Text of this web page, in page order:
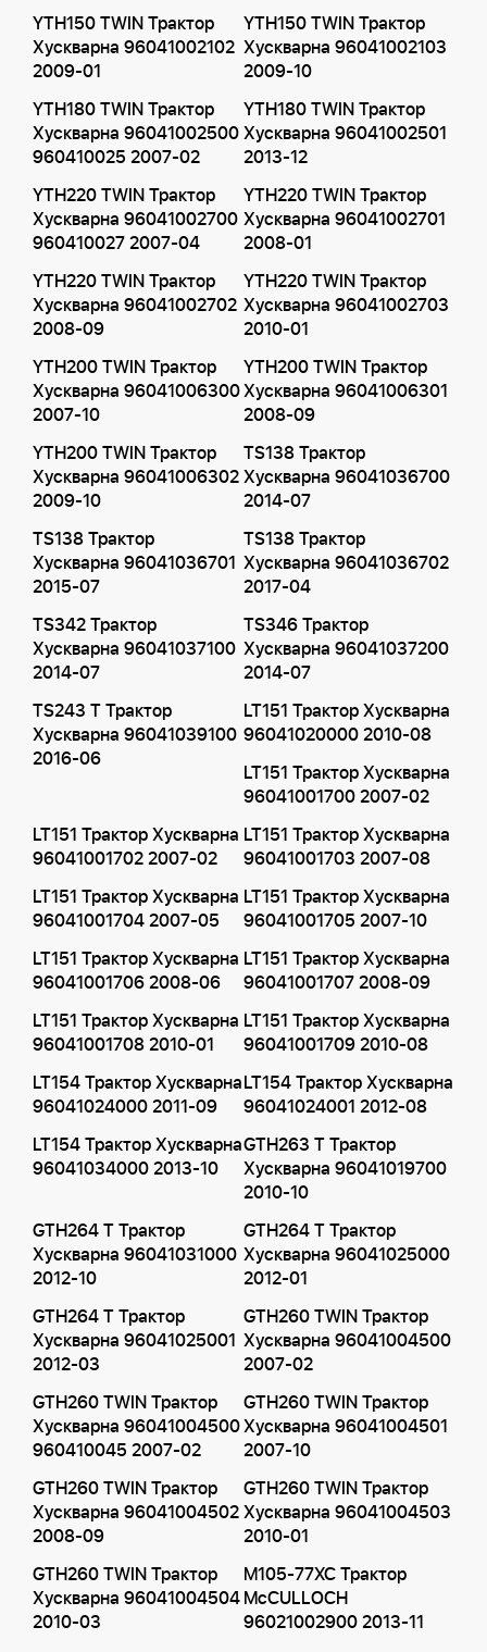
YTH150 TWIN Трактор
Хускварна 96041002102
2009-01
YTH150 TWIN Трактор
Хускварна 96041002103
2009-10
YTH180 TWIN Трактор
Хускварна 96041002500
960410025 2007-02
YTH180 TWIN Трактор
Хускварна 96041002501
2013-12
YTH220 TWIN Трактор
Хускварна 96041002700
960410027 2007-04
YTH220 TWIN Трактор
Хускварна 96041002701
2008-01
YTH220 TWIN Трактор
Хускварна 96041002702
2008-09
YTH220 TWIN Трактор
Хускварна 96041002703
2010-01
YTH200 TWIN Трактор
Хускварна 96041006300
2007-10
YTH200 TWIN Трактор
Хускварна 96041006301
2008-09
YTH200 TWIN Трактор
Хускварна 96041006302
2009-10
TS138 Трактор
Хускварна 96041036700
2014-07
TS138 Трактор
Хускварна 96041036701
2015-07
TS138 Трактор
Хускварна 96041036702
2017-04
TS342 Трактор
Хускварна 96041037100
2014-07
TS346 Трактор
Хускварна 96041037200
2014-07
TS243 T Трактор
Хускварна 96041039100
2016-06
LT151 Трактор Хускварна
96041020000 2010-08
LT151 Трактор Хускварна
96041001700 2007-02
LT151 Трактор Хускварна
96041001702 2007-02
LT151 Трактор Хускварна
96041001703 2007-08
LT151 Трактор Хускварна
96041001704 2007-05
LT151 Трактор Хускварна
96041001705 2007-10
LT151 Трактор Хускварна
96041001706 2008-06
LT151 Трактор Хускварна
96041001707 2008-09
LT151 Трактор Хускварна
96041001708 2010-01
LT151 Трактор Хускварна
96041001709 2010-08
LT154 Трактор Хускварна
96041024000 2011-09
LT154 Трактор Хускварна
96041024001 2012-08
LT154 Трактор Хускварна
96041034000 2013-10
GTH263 T Трактор
Хускварна 96041019700
2010-10
GTH264 T Трактор
Хускварна 96041031000
2012-10
GTH264 T Трактор
Хускварна 96041025000
2012-01
GTH264 T Трактор
Хускварна 96041025001
2012-03
GTH260 TWIN Трактор
Хускварна 96041004500
2007-02
GTH260 TWIN Трактор
Хускварна 96041004500
960410045 2007-02
GTH260 TWIN Трактор
Хускварна 96041004501
2007-10
GTH260 TWIN Трактор
Хускварна 96041004502
2008-09
GTH260 TWIN Трактор
Хускварна 96041004503
2010-01
GTH260 TWIN Трактор
Хускварна 96041004504
2010-03
M105-77XC Трактор
McCULLOCH
96021002900 2013-11